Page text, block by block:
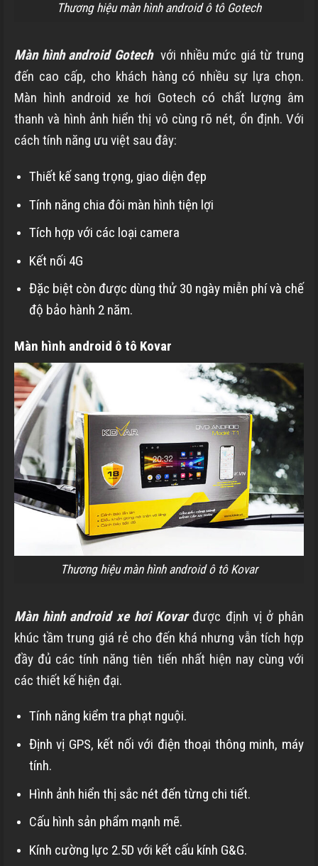
Thương hiệu màn hình android ô tô Gotech
Màn hình android Gotechvới nhiều mức giá từ trung
đến cao cấp, cho khách hàng có nhiều sự lựa chọn.
Màn hình android xe hơi Gotech có chất lượng âm
thanh và hình ảnh hiển thị vô cùng rõ nét, ổn định. Với
cách tính năng ưu việt sau đây:
Thiết kế sang trọng, giao diện đẹp
Tính năng chia đôi màn hình tiện lợi
Tích hợp với các loại camera
Kết nối 4G
Đặc biệt còn được dùng thử 30 ngày miễn phí và chế
độ bảo hành 2 năm.
Màn hình android ô tô Kovar
Thương hiệu màn hình android ô tô Kovar
Màn hình android xe hơi Kovarđược định vị ở phân
khúc tầm trung giá rẻ cho đến khá nhưng vẫn tích hợp
đầy đủ các tính năng tiên tiến nhất hiện nay cùng với
các thiết kế hiện đại.
Tính năng kiểm tra phạt nguội.
Định vị GPS, kết nối với điện thoại thông minh, máy
tính.
Hình ảnh hiển thị sắc nét đến từng chi tiết.
Cấu hình sản phẩm mạnh mẽ.
Kính cường lực 2.5D với kết cấu kính G&G.